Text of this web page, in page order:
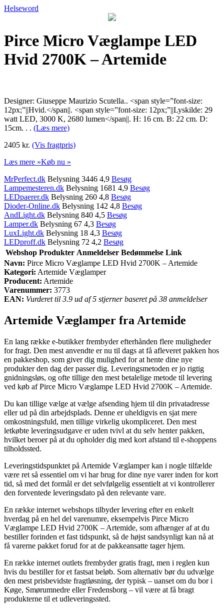
Helseword
Pirce Micro Væglampe LED
Hvid 2700K – Artemide
Designer: Giuseppe Maurizio Scutella.. <span style=”font-size:
12px;”||Hvid.</span||. <span style=”font-size: 12px;”||Lyskilde: 29
watt LED, 3000 K, 2680 lumen</span||. H: 16 cm. B: 22 cm. D:
15cm. . . (Læs mere)
2405 kr. (Vis fragtpris)
Læs mere »Køb nu »
MrPerfect.dk Belysning 3446 4,9 Besøg
Lampemesteren.dk Belysning 1681 4,9 Besøg
LEDpaerer.dk Belysning 260 4,8 Besøg
Dioder-Online.dk Belysning 142 4,8 Besøg
AndLight.dk Belysning 840 4,5 Besøg
Lamper.dk Belysning 67 4,3 Besøg
LuxLight.dk Belysning 18 4,3 Besøg
LEDproff.dk Belysning 72 4,2 Besøg
Webshop Produkter Anmeldelser Bedømmelse Link
Navn: Pirce Micro Væglampe LED Hvid 2700K – Artemide
Kategori: Artemide Væglamper
Producent: Artemide
Varenummer: 3773
EAN: Vurderet til 3.9 ud af 5 stjerner baseret på 38 anmeldelser
Artemide Væglamper fra Artemide
En lang række e-butikker frembyder efterhånden flere muligheder
for fragt. Den mest anvendte er nu til dags at få afleveret pakken hos
en pakkeshop, som giver dig mulighed for at hente dine nye
produkter den dag der passer dig. Leveringsmetoden er jo rigtig
gnidningsløs, og ofte tillige den mest betalelige metode til levering
ved køb af Pirce Micro Væglampe LED Hvid 2700K – Artemide.
Du kan tillige vælge at vælge afsending hjem til din privatadresse
eller ud på din arbejdsplads. Denne er uheldigvis en sjat mere
omkostningsfuld, men tillige virkelig ukompliceret. Den mest
letkøbte leveringsudgave er uden tvivl at du selv henter pakken,
hvilket beroer på at du opholder dig med kort afstand til e-shoppens
tilholdssted.
Leveringstidspunktet på Artemide Væglamper kan i nogle tilfælde
være ret så essentiel om vi har brug for dine nye varer inden for kort
tid, så med det formål er det selvfølgelig essentielt at vi kontrollerer
den forventede leveringsdato på den relevante vare.
En række internet webshops tilbyder levering efter en enkelt
hverdag på en hel del varenumre, eksempelvis Pirce Micro
Væglampe LED Hvid 2700K – Artemide, som afhænger af at du
bestiller forinden et fast tidspunkt, så de højst sandsynligt kan nå at
få varerne pakket forud for at de pakkeansatte tager hjem.
En række internet outlets frembyder gratis fragt, men i reglen kun
hvis du bestiller for et fastsat beløb. Som alternativ bør du udvælge
den mest prisbevidste fragtløsning, der typisk – uanset om du bor i
Køge, Smørumnedre eller Fredensborg – vil være at få bragt
produkterne til et udleveringssted.